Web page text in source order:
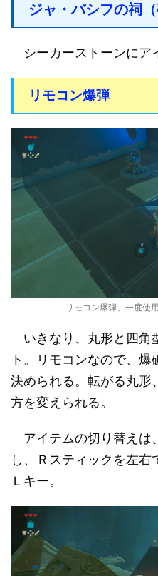
ジャ・バシフの祠（
シーカーストーンにア
リモコン爆弾
リモコン爆弾、一度使
いきなり、丸形と四角
ト。リモコンなので、
決められる。転がる丸形
方を変えられる。
アイテムの切り替えは
し、Ｒスティックを左右
Ｌキー。